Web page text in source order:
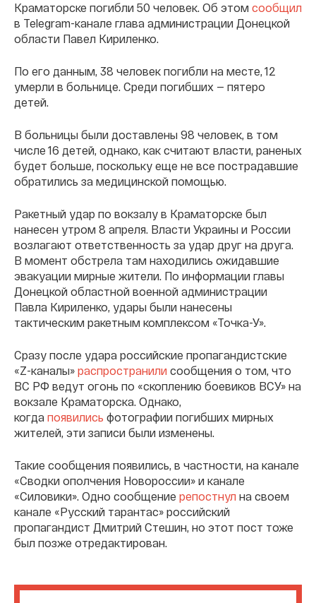
Краматорске погибли 50 человек. Об этом сообщил
в Telegram-канале глава администрации Донецкой
области Павел Кириленко.
По его данным, 38 человек погибли на месте, 12
умерли в больнице. Среди погибших — пятеро
детей.
В больницы были доставлены 98 человек, в том
числе 16 детей, однако, как считают власти, раненых
будет больше, поскольку еще не все пострадавшие
обратились за медицинской помощью.
Ракетный удар по вокзалу в Краматорске был
нанесен утром 8 апреля. Власти Украины и России
возлагают ответственность за удар друг на друга.
В момент обстрела там находились ожидавшие
эвакуации мирные жители. По информации главы
Донецкой областной военной администрации
Павла Кириленко, удары были нанесены
тактическим ракетным комплексом «Точка-У».
Сразу после удара российские пропагандистские
«Z-каналы» распространили сообщения о том, что
ВС РФ ведут огонь по «скоплению боевиков ВСУ» на
вокзале Краматорска. Однако,
когда появились фотографии погибших мирных
жителей, эти записи были изменены.
Такие сообщения появились, в частности, на канале
«Сводки ополчения Новороссии» и канале
«Силовики». Одно сообщение репостнул на своем
канале «Русский тарантас» российский
пропагандист Дмитрий Стешин, но этот пост тоже
был позже отредактирован.